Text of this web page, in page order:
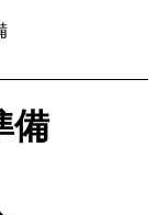
備